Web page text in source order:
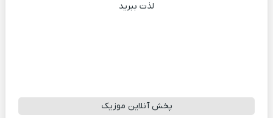
لذت ببرید
پخش آنلاین موزیک